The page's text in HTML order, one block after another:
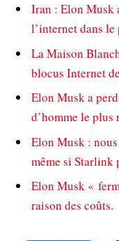
Iran : Elon Musk
l’internet dans le
La Maison
blocus Internet
Elon Musk a
d’homme le plus
Elon Musk :
même si Starlink
Elon Musk «
raison des coûts.